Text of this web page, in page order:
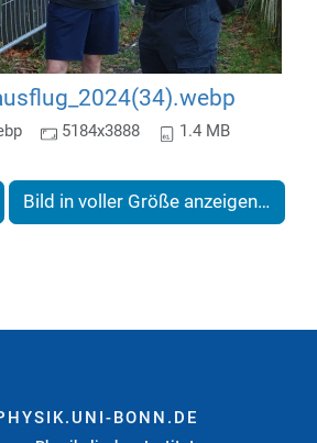
5184x3888 1.4 MB
Bild in voller Größe anzeigen…
BONN.DE